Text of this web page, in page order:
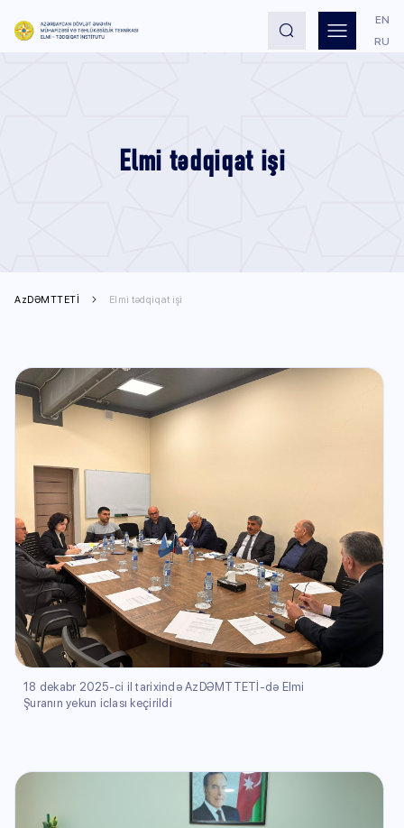
EN
RU
Elmi tədqiqat işi
AzDƏMTTETİ Elmi tədqiqat işi
18 dekabr 2025-ci il tarixində AzDƏMTTETİ-də Elmi
Şuranın yekun iclası keçirildi